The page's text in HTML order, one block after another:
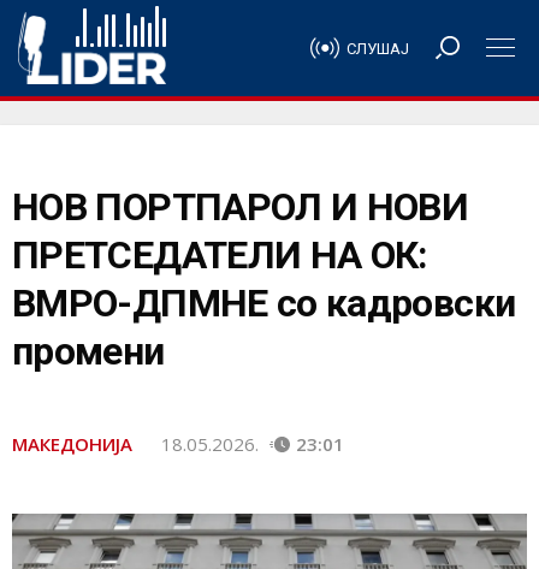
СЛУШАЈ
НОВ ПОРТПАРОЛ И НОВИ
ПРЕТСЕДАТЕЛИ НА ОК:
ВМРО-ДПМНЕ со кадровски
промени
МАКЕДОНИЈА 18.05.2026. 23:01